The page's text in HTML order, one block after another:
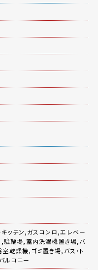
ッチン,ガスコンロ,エレベー
,駐輪場,室内洗濯機置き場,バ
乾燥機,ゴミ置き場,バス・ト
ルコニー